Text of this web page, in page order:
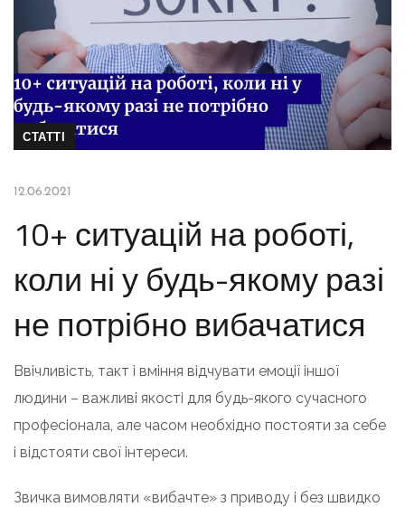
СТАТТІ
12.06.2021
10+ ситуацій на роботі,
коли ні у будь-якому разі
не потрібно вибачатися
Ввічливість, такт і вміння відчувати емоції іншої
людини – важливі якості для будь-якого сучасного
професіонала, але часом необхідно постояти за себе
і відстояти свої інтереси.
Звичка вимовляти «вибачте» з приводу і без швидко